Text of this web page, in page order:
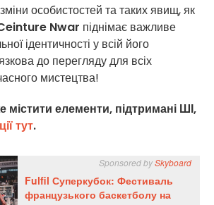
особистостей та таких явищ, як
Nwar піднімає важливе
ідентичності у всій його
до перегляду для всіх
мистецтва!
містити елементи, підтримані ШІ,
тут.